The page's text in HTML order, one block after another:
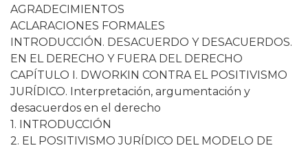
AGRADECIMIENTOS
ACLARACIONES FORMALES
INTRODUCCIÓN. DESACUERDO Y DESACUERDOS.
EN EL DERECHO Y FUERA DEL DERECHO
CAPÍTULO I. DWORKIN CONTRA EL POSITIVISMO
JURÍDICO. Interpretación, argumentación y
desacuerdos en el derecho
1. INTRODUCCIÓN
2. EL POSITIVISMO JURÍDICO DEL MODELO DE